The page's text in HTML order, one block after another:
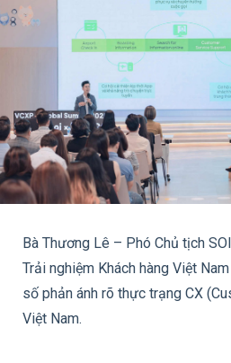
Bà Thương Lê – Phó Chủ tịch
Trải nghiệm Khách hàng Việt
số phản ánh rõ thực trạng CX
Việt Nam.